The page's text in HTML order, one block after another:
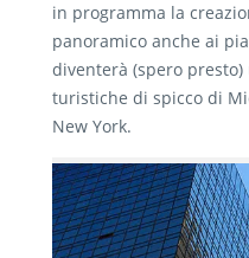
in programma la
panoramico anche ai
diventerà (spero
turistiche di spicco di
New York.